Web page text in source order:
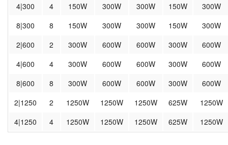
4|300
4 150W 300W 300W 150W
300W
8|300
8 150W 300W 300W 150W
300W
2|600
2 300W 600W 600W 300W
600W
4|600
4 300W 600W 600W 300W
600W
8|600
8 300W 600W 600W 300W
600W
2|1250
2 1250W 1250W 1250W 625W
1250W
4|1250
4 1250W 1250W 1250W 625W 1250W